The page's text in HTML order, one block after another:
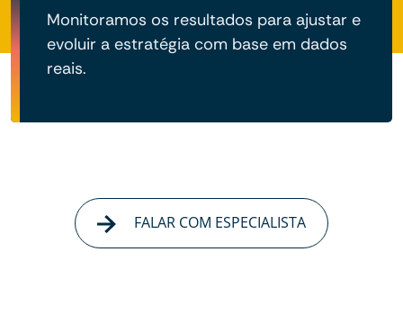
Monitoramos os resultados para ajustar e
evoluir a estratégia com base em dados
reais.
FALAR COM ESPECIALISTA